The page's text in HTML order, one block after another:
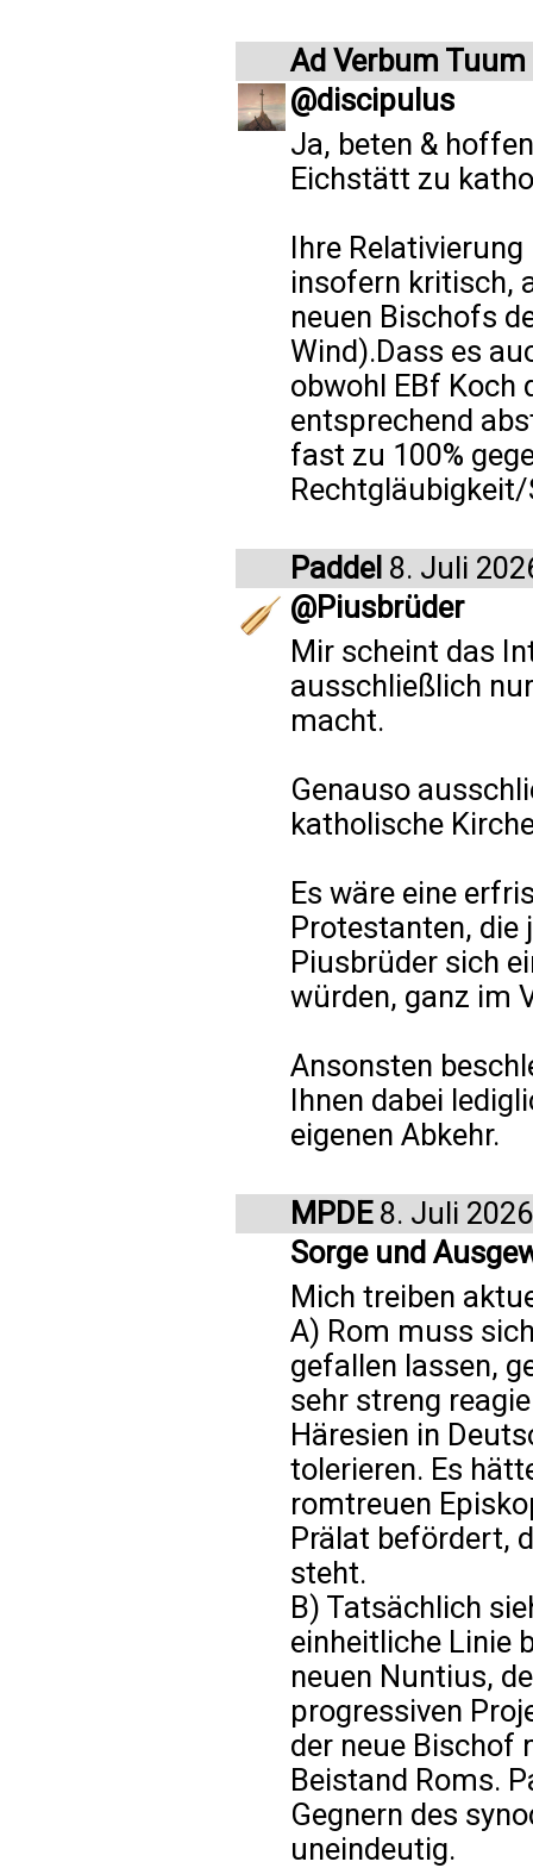
Ad Verbum Tuum
@discipulus
Ja, beten &
Eichstätt zu
Ihre
insofern kritisch,
neuen Bischofs
Wind).Dass es
obwohl EBf Koch
entsprechend
fast zu 100%
Paddel 8. Juli
@Piusbrüder
Mir scheint das
ausschließlich
macht.
Genauso
katholische
Es wäre eine
Protestanten, die
Piusbrüder sich
würden, ganz im
Ansonsten
Ihnen dabei
eigenen Abkehr.
MPDE8. Juli 2026
Sorge und
Mich treiben
A) Rom muss
gefallen lassen,
sehr streng
Häresien in
tolerieren. Es
romtreuen
Prälat befördert,
steht.
B) Tatsächlich
einheitliche Linie
neuen Nuntius,
progressiven
der neue Bischof
Beistand Roms.
Gegnern des
uneindeutig.